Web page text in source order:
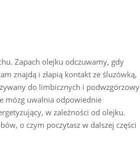
Zapach olejku odczuwamy, gdy
znajdą i złapią kontakt ze śluzówką,
do limbicznych i
mózg uwalnia odpowiednie
w zależności od olejku.
o czym poczytasz w dalszej części